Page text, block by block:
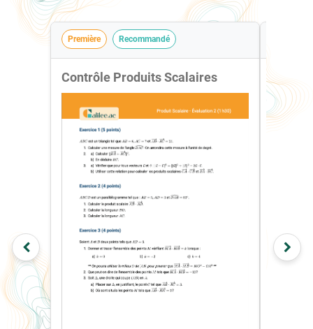
Première Recommandé
Contrôle Produits Scalaires